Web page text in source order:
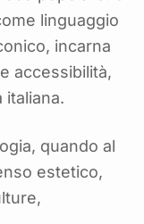
linguaggio
incarna
accessibilità,
italiana.
quando al
estetico,